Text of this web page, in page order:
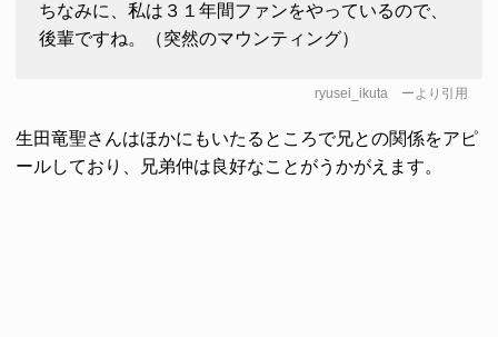
ちなみに、私は３１年間ファンをやっているので、
後輩ですね。（突然のマウンティング）
ryusei_ikutaーより引用
生田竜聖さんはほかにもいたるところで兄との関係をアピ
ールしており、兄弟仲は良好なことがうかがえます。